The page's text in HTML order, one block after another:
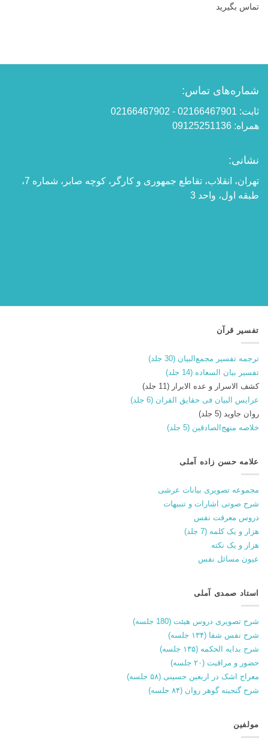
تماس بگیرید
شماره‌های تماس:
ثابت: 02166467901 - 02166467902
همراه: 09125251136
نشانی:
تهران، انقلاب، تقاطع جمهوری و کارگر، کوچه صابر، شماره 7،
طبقه اول، واحد 3
تفسیر قرآن
ترجمه تفسیر مجمع‌البیان (30 جلد)
تفسیر بیان السعاده (14 جلد)
کشف الاسرار و عده الابرار (11 جلد)
عرایس البیان فی حقایق القران (6 جلد)
روان جاوید (5 جلد)
خلاصه منهج‌الصادقین (5 جلد)
علامه حسن زاده آملی
مجموعه تصویری بیانات عرشی
شرح صوتی اشارات و تنبیهات
دروس معرفت نفس
هزار و یک کلمه (7 جلد)
هزار و یک نکته
عیون مسائل نفس
استاد صمدی آملی
شرح تصویری دروس هیئت (180 جلسه)
شرح نفس شفا (۱۳۴ جلسه)
شرح بدایه الحکمه (۱۳۵ جلسه)
حضور و مراقبت (۲۰ جلسه)
معراج اشک در اربعین حسینی (۵۸ جلسه)
شرح گنجینه گوهر روان (۸۴ جلسه)
مولفین